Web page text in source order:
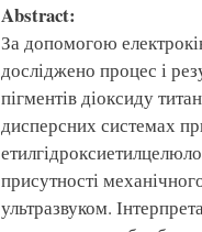
Abstract:
За допомогою
досліджено процес і
пігментів діоксиду
дисперсних системах
присутності
ультразвуком.